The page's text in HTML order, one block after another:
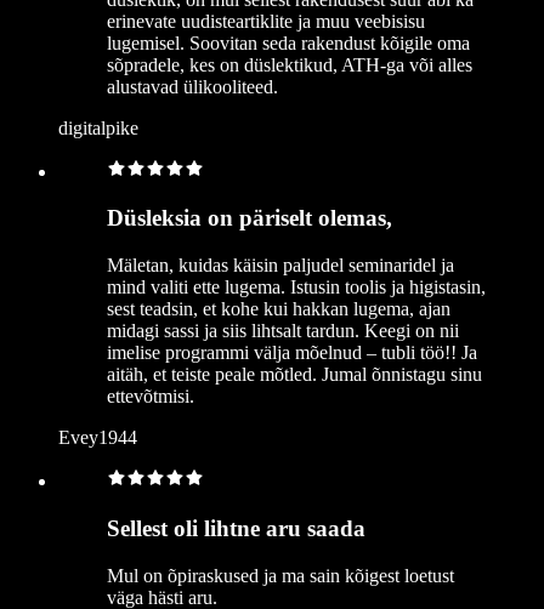
erinevate uudisteartiklite ja muu veebisisu
lugemisel. Soovitan seda rakendust kõigile oma
sõpradele, kes on düslektikud, ATH-ga või alles
alustavad ülikooliteed.
digitalpike
Düsleksia on päriselt olemas,
Mäletan, kuidas käisin paljudel seminaridel ja
mind valiti ette lugema. Istusin toolis ja higistasin,
sest teadsin, et kohe kui hakkan lugema, ajan
midagi sassi ja siis lihtsalt tardun. Keegi on nii
imelise programmi välja mõelnud – tubli töö!! Ja
aitäh, et teiste peale mõtled. Jumal õnnistagu sinu
ettevõtmisi.
Evey1944
Sellest oli lihtne aru saada
Mul on õpiraskused ja ma sain kõigest loetust
väga hästi aru.